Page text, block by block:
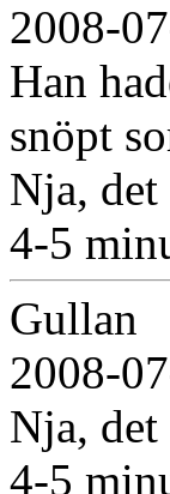
2008-
Han
snöpt
Nja,
4-5
Gullan
2008-
Nja,
4-5